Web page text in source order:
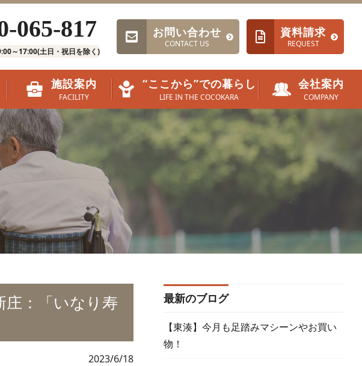
065-817
～17:00(土日・祝日を除く)
お問い合わせ
CONTACT US
資料請求
REQUEST
施設案内
FACILITY
“ここから”での暮らし
LIFE IN THE COCOKARA
会社案内
COMPANY
：「いなり寿
2023/6/18
最新のブログ
【東湊】今月も足踏みマシーンやお買い
物！